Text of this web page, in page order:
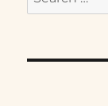
for: